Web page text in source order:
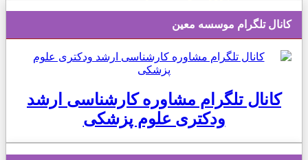
کانال تلگرام موسسه معین
کانال تلگرام مشاوره کارشناسی ارشد
ودکتری علوم پزشکی